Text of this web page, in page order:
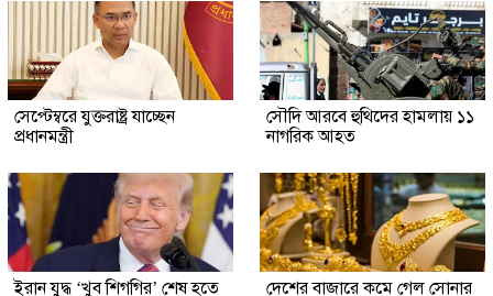
সেপ্টেম্বরে যুক্তরাষ্ট্র যাচ্ছেন
প্রধানমন্ত্রী
সৌদি আরবে হুথিদের হামলায় ১১
নাগরিক আহত
ইরান যুদ্ধ ‘খুব শিগগির’ শেষ হতে
দেশের বাজারে কমে গেল সোনার